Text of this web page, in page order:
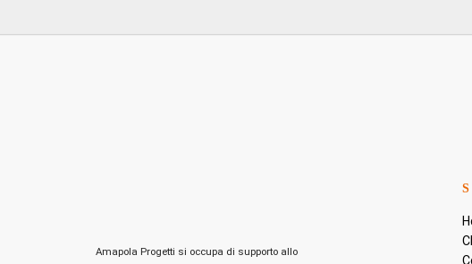
Amapola Progetti si occupa di supporto allo